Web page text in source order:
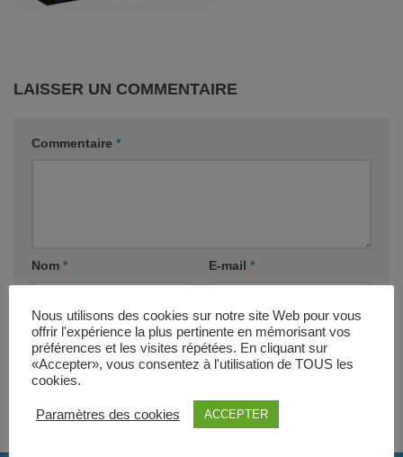
LAISSER UN COMMENTAIRE
Commentaire *
Nom * E-mail *
Site web
Nous utilisons des cookies sur notre site Web pour vous
offrir l'expérience la plus pertinente en mémorisant vos
préférences et les visites répétées. En cliquant sur
«Accepter», vous consentez à l'utilisation de TOUS les
cookies.
Paramètres des cookies ACCEPTER